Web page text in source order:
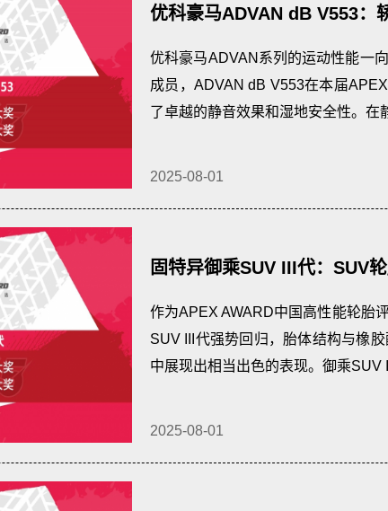
优科豪马ADVAN dB V553：
最佳湿地操控大奖
优科豪马ADVAN系列的运动性能一
成员，ADVAN dB V553在本届
了卓越的静音效果和湿地安全性。在
2025-08-01
固特异御乘SUV III代：SUV
均衡性能大奖
作为APEX AWARD中国高性能轮胎
SUV III代强势回归，胎体结构与橡
中展现出相当出色的表现。御乘SUV
2025-08-01